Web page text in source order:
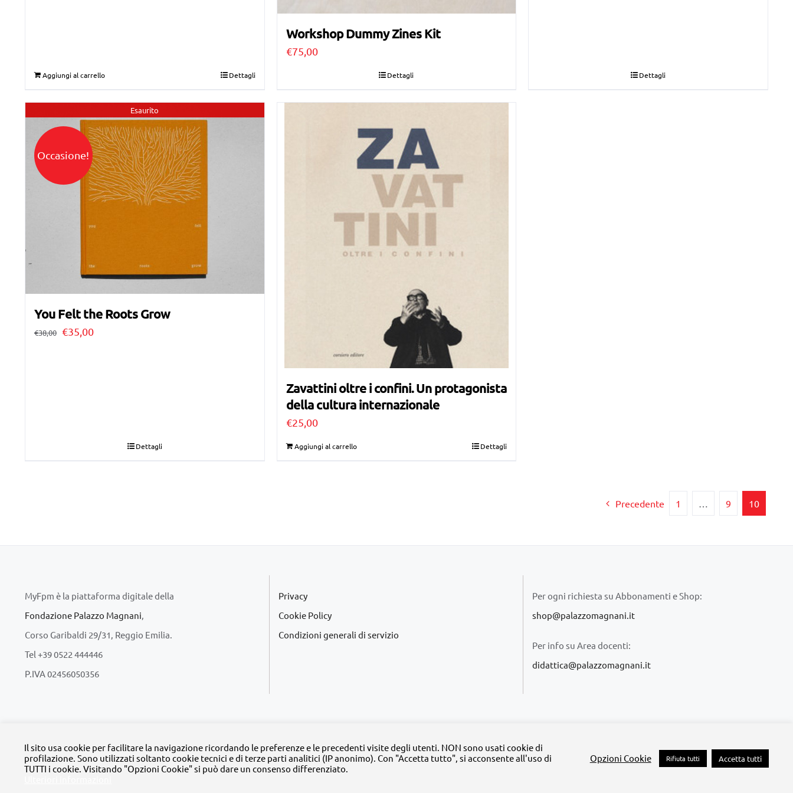
Aggiungi al carrello Dettagli
Workshop Dummy Zines Kit
€75,00
Dettagli Dettagli
Esaurito
Occasione!
You Felt the Roots Grow
€38,00 Il
€35,00Il
Dettagli
Zavattini oltre i confini. Un protagonista
della cultura internazionale
€25,00
Aggiungi al carrello Dettagli
Precedente 1 … 9 10
MyFpm è la piattaforma digitale della
Fondazione Palazzo Magnani,
Corso Garibaldi 29/31, Reggio Emilia.
Tel +39 0522 444446
P.IVA 02456050356
Privacy
Cookie Policy
Condizioni generali di servizio
Per ogni richiesta su Abbonamenti e Shop:
shop@palazzomagnani.it
Per info su Area docenti:
didattica@palazzomagnani.it
FacebookInstagram
TwitterLinkedInYouTube
Il sito usa cookie per facilitare la navigazione ricordando le preferenze e le precedenti visite degli utenti. NON sono usati cookie di
profilazione. Sono utilizzati soltanto cookie tecnici e di terze parti analitici (IP anonimo). Con "Accetta tutto", si acconsente all'uso di
TUTTI i cookie. Visitando "Opzioni Cookie" si può dare un consenso differenziato.
Opzioni Cookie Rifiuta tutti Accetta tutti